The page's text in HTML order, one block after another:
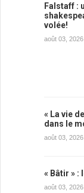
Falstaff :
volée!
août 03, 2026
« La vie
dans le
août 03, 2026
« Bâtir »
août 03, 2026